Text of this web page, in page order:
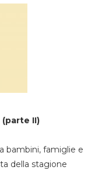
II)
bambini, famiglie e
della stagione